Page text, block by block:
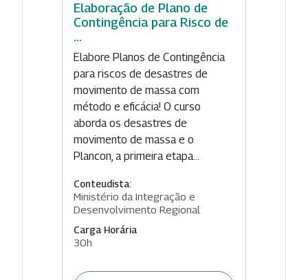
Elaboração de Plano de
Contingência para Risco de
...
Elabore Planos de Contingência
para riscos de desastres de
movimento de massa com
método e eficácia! O curso
aborda os desastres de
movimento de massa e o
Plancon, a primeira etapa...
Conteudista:
Ministério da Integração e
Desenvolvimento Regional
Carga Horária
30h